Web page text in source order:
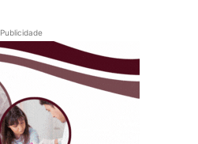
Publicidade